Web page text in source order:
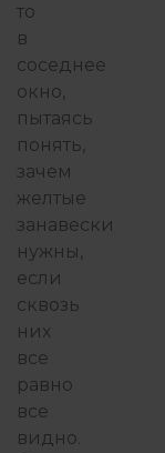
то
в
соседнее
окно,
пытаясь
понять,
зачем
желтые
занавески
нужны,
если
сквозь
них
все
равно
все
видно.